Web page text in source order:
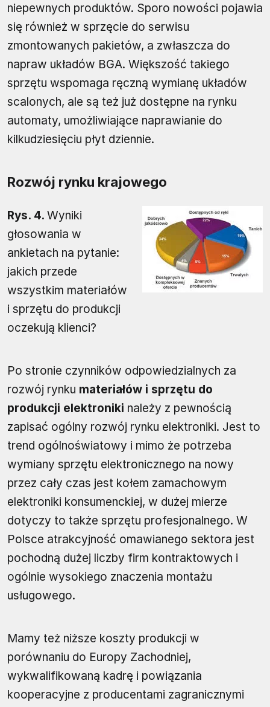
niepewnych produktów. Sporo nowości pojawia
się również w sprzęcie do serwisu
zmontowanych pakietów, a zwłaszcza do
napraw układów BGA. Większość takiego
sprzętu wspomaga ręczną wymianę układów
scalonych, ale są też już dostępne na rynku
automaty, umożliwiające naprawianie do
kilkudziesięciu płyt dziennie.
Rozwój rynku krajowego
Rys. 4. Wyniki
głosowania w
ankietach na pytanie:
jakich przede
wszystkim materiałów
i sprzętu do produkcji
oczekują klienci?
Po stronie czynników odpowiedzialnych za
rozwój rynku materiałów i sprzętu do
produkcji elektroniki należy z pewnością
zapisać ogólny rozwój rynku elektroniki. Jest to
trend ogólnoświatowy i mimo że potrzeba
wymiany sprzętu elektronicznego na nowy
przez cały czas jest kołem zamachowym
elektroniki konsumenckiej, w dużej mierze
dotyczy to także sprzętu profesjonalnego. W
Polsce atrakcyjność omawianego sektora jest
pochodną dużej liczby firm kontraktowych i
ogólnie wysokiego znaczenia montażu
usługowego.
Mamy też niższe koszty produkcji w
porównaniu do Europy Zachodniej,
wykwalifikowaną kadrę i powiązania
kooperacyjne z producentami zagranicznymi